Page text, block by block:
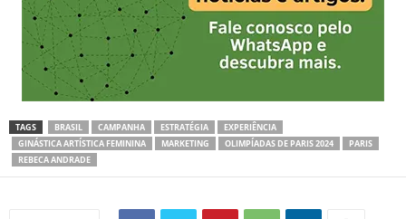
TAGS BRASIL CAMPANHA ESTRATÉGIA
EXPERIÊNCIA
GINÁSTICA ARTÍSTICA FEMININA
MARKETING OLIMPÍADAS DE PARIS 2024
PARIS
REBECA ANDRADE